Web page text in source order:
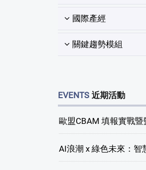
國際產經
關鍵趨勢模組
EVENTS 近期活動